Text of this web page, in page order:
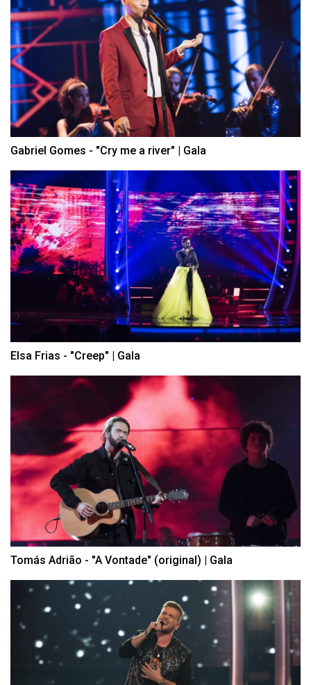
Gabriel Gomes - "Cry me a river" | Gala
Elsa Frias - "Creep" | Gala
Tomás Adrião - "A Vontade" (original) | Gala